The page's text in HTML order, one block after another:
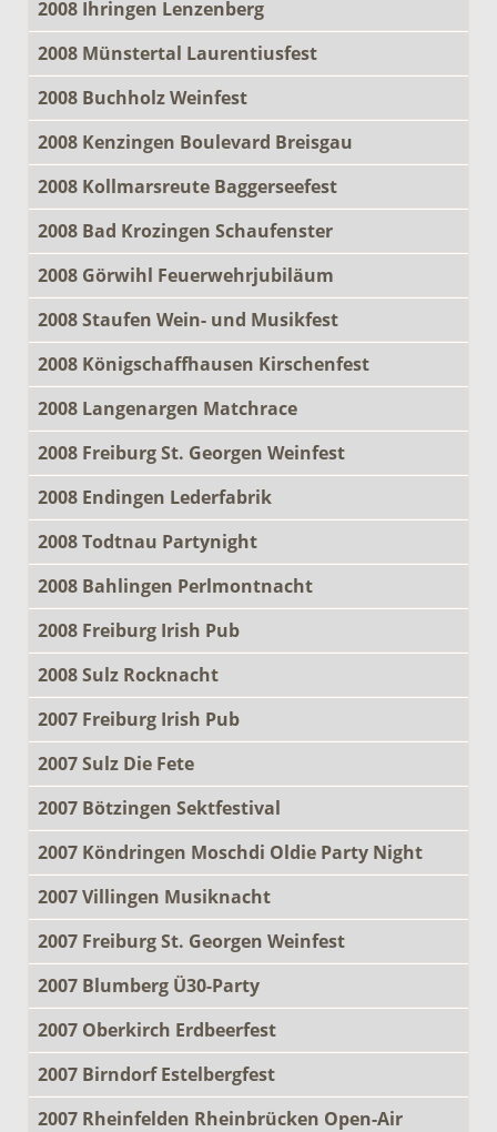
2008 Ihringen Lenzenberg
2008 Münstertal Laurentiusfest
2008 Buchholz Weinfest
2008 Kenzingen Boulevard Breisgau
2008 Kollmarsreute Baggerseefest
2008 Bad Krozingen Schaufenster
2008 Görwihl Feuerwehrjubiläum
2008 Staufen Wein- und Musikfest
2008 Königschaffhausen Kirschenfest
2008 Langenargen Matchrace
2008 Freiburg St. Georgen Weinfest
2008 Endingen Lederfabrik
2008 Todtnau Partynight
2008 Bahlingen Perlmontnacht
2008 Freiburg Irish Pub
2008 Sulz Rocknacht
2007 Freiburg Irish Pub
2007 Sulz Die Fete
2007 Bötzingen Sektfestival
2007 Köndringen Moschdi Oldie Party Night
2007 Villingen Musiknacht
2007 Freiburg St. Georgen Weinfest
2007 Blumberg Ü30-Party
2007 Oberkirch Erdbeerfest
2007 Birndorf Estelbergfest
2007 Rheinfelden Rheinbrücken Open-Air